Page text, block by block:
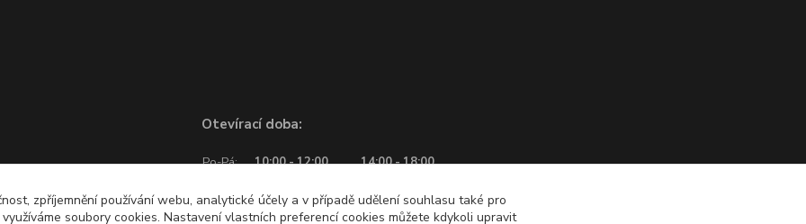
Otevírací doba:
Po-Pá: 10:00 - 12:00
14:00 - 18:00
zpříjemnění používání webu, analytické účely a v případě udělení souhlasu také pro
soubory cookies. Nastavení vlastních preferencí cookies můžete kdykoli upravit